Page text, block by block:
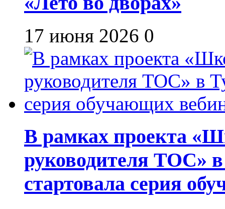
17 июня 2026 0
В рамках проекта
руководителя ТОС»
стартовала серия